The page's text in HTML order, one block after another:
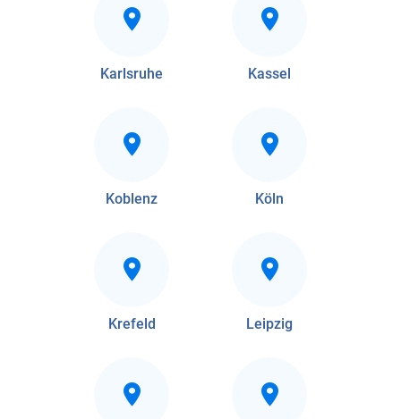
Karlsruhe Kassel
Koblenz Köln
Krefeld Leipzig